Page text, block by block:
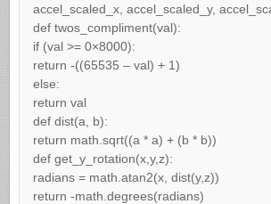
accel_scaled_x, accel_scaled_y,
def twos_compliment(val):
if (val >= 0×8000):
return -((65535 – val) + 1)
else:
return val
def dist(a, b):
return math.sqrt((a * a) + (b * b))
def get_y_rotation(x,y,z):
radians = math.atan2(x, dist(y,z))
return -math.degrees(radians)